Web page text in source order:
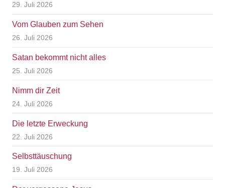
29. Juli 2026
Vom Glauben zum Sehen
26. Juli 2026
Satan bekommt nicht alles
25. Juli 2026
Nimm dir Zeit
24. Juli 2026
Die letzte Erweckung
22. Juli 2026
Selbsttäuschung
19. Juli 2026